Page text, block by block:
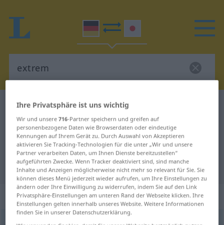
Deutsch-Japanisch Wörterbuch
Deutsch-Japanisch Übersetzung
für "extrem"
"extrem" Japanisch Übersetzung
„extrem“
extrem
Ihre Privatsphäre ist uns wichtig
Wir und unsere716-Partner speichern und greifen auf
personenbezogene Daten wie Browserdaten oder eindeutige
Kennungen auf Ihrem Gerät zu. Durch Auswahl von Akzeptieren
aktivieren Sie Tracking-Technologien für die unter „Wir und unsere
Partner verarbeiten Daten, um Ihnen Dienste bereitzustellen“
aufgeführten Zwecke. Wenn Tracker deaktiviert sind, sind manche
Inhalte und Anzeigen möglicherweise nicht mehr so relevant für Sie. Sie
können dieses Menü jederzeit wieder aufrufen, um Ihre Einstellungen zu
ändern oder Ihre Einwilligung zu widerrufen, indem Sie auf den Link
Privatsphäre-Einstellungen am unteren Rand der Webseite klicken. Ihre
Einstellungen gelten innerhalb unseres Website. Weitere Informationen
finden Sie in unserer Datenschutzerklärung.